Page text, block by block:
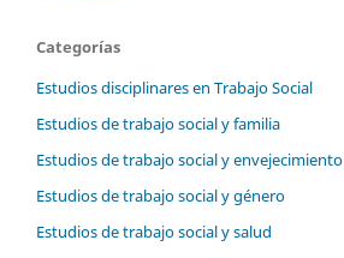
Categorías
Estudios disciplinares en Trabajo Social
Estudios de trabajo social y familia
Estudios de trabajo social y envejecimiento
Estudios de trabajo social y género
Estudios de trabajo social y salud